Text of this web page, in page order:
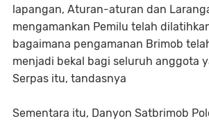
lapangan, Aturan-aturan dan
mengamankan Pemilu telah
bagaimana pengamanan Brimob
menjadi bekal bagi seluruh anggota
Serpas itu, tandasnya
Sementara itu, Danyon Satbrimob